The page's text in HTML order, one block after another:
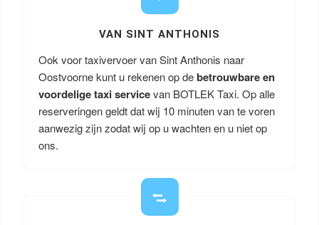
VAN SINT ANTHONIS
Ook voor taxivervoer van Sint Anthonis naar
Oostvoorne kunt u rekenen op debetrouwbare en
voordelige taxi servicevan BOTLEK Taxi. Op alle
reserveringen geldt dat wij 10 minuten van te voren
aanwezig zijn zodat wij op u wachten en u niet op
ons.